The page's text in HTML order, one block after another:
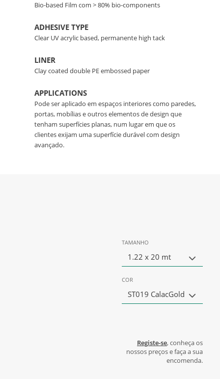
Bio-based Film com > 80% bio-components
ADHESIVE TYPE
Clear UV acrylic based, permanente high tack
LINER
Clay coated double PE embossed paper
APPLICATIONS
Pode ser aplicado em espaços interiores como paredes,
portas, mobílias e outros elementos de design que
tenham superfícies planas, num lugar em que os
clientes exijam uma superfície durável com design
avançado.
TAMANHO
1.22 x 20 mt
COR
ST019 CalacGold
Registe-se, conheça os
nossos preços e faça a sua
encomenda.
Decoração